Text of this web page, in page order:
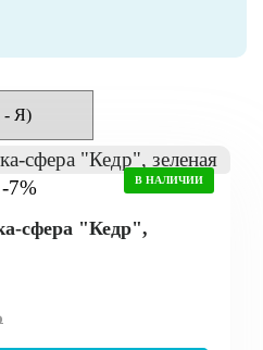
-7% В НАЛИЧИИ
сфера "Кедр",